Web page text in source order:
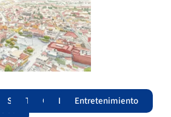
SeguridadTrámites
OpiniónLomitosEntretenimiento